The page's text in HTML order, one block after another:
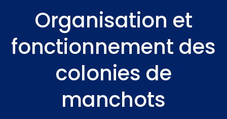
Organisation et
fonctionnement des
colonies de
manchots